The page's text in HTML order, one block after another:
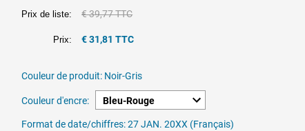
Prix de liste: € 39,77 TTC
Prix: € 31,81 TTC
Couleur de produit: Noir-Gris
Couleur d'encre:
Format de date/chiffres:27 JAN. 20XX (Français)